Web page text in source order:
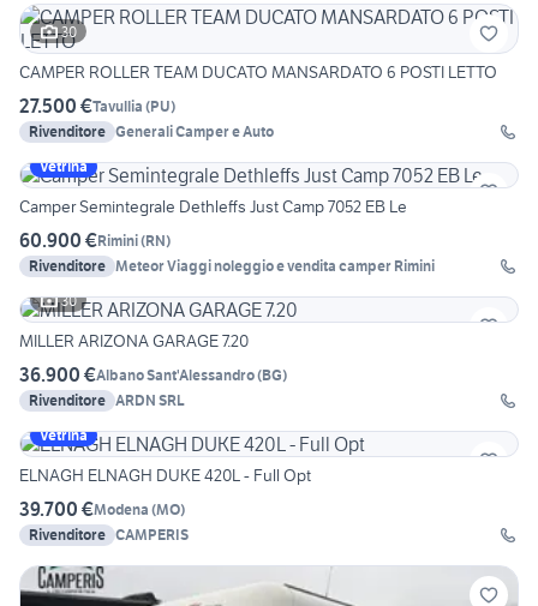
30
CAMPER ROLLER TEAM DUCATO MANSARDATO 6 POSTI LETTO
27.500 €Tavullia (PU)
Rivenditore Generali Camper e Auto
Vetrina
Camper Semintegrale Dethleffs Just Camp 7052 EB Le
60.900 €Rimini(RN)
Rivenditore Meteor Viaggi noleggio e vendita camper Rimini
30
MILLER ARIZONA GARAGE 7.20
36.900 €Albano Sant'Alessandro(BG)
Rivenditore ARDN SRL
Vetrina
ELNAGH ELNAGH DUKE 420L - Full Opt
39.700 €Modena (MO)
Rivenditore CAMPERIS